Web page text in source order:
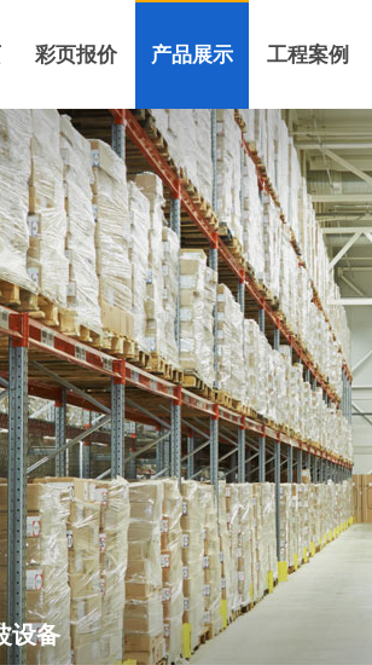
彩页报价 产品展示 工程案例
设备